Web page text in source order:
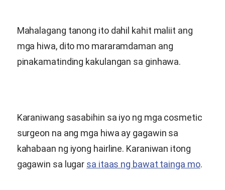
Mahalagang tanong ito dahil kahit maliit ang
mga hiwa, dito mo mararamdaman ang
pinakamatinding kakulangan sa ginhawa.
Karaniwang sasabihin sa iyo ng mga cosmetic
surgeon na ang mga hiwa ay gagawin sa
kahabaan ng iyong hairline. Karaniwan itong
gagawin sa lugar sa itaas ng bawat tainga mo.